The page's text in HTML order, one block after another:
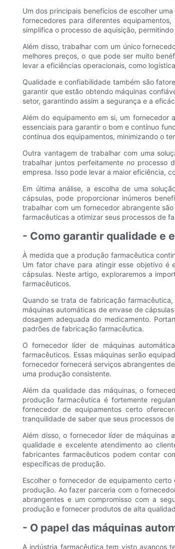
Um dos principais benefícios de escolher
fornecedores para diferentes
simplifica o processo de aquisição,
Além disso, trabalhar com um único
melhores preços, o que pode ser muito
levar a eficiências operacionais, como
Qualidade e confiabilidade também são
garantir que estão obtendo máquinas
setor, garantindo assim a segurança e a
Além do equipamento em si, um fornecedor
essenciais para garantir o bom e contínuo
contínua dos equipamentos, minimizando o
Outra vantagem de trabalhar com uma
trabalhar juntos perfeitamente no processo
empresa. Isso pode levar a maior eficiência,
Em última análise, a escolha de uma
cápsulas, pode proporcionar inúmeros
trabalhar com um fornecedor abrangente
farmacêuticas a otimizar seus processos de
- Como garantir qualidade e
À medida que a produção farmacêutica
Um fator chave para atingir esse objetivo é
cápsulas. Neste artigo, exploraremos a
farmacêuticos.
Quando se trata de fabricação
máquinas automáticas de envase de
dosagem adequada do medicamento.
padrões de fabricação farmacêutica.
O fornecedor líder de máquinas
farmacêuticos. Essas máquinas serão
fornecedor fornecerá serviços abrangentes
uma produção consistente.
Além da qualidade das máquinas, o
produção farmacêutica é fortemente
fornecedor de equipamentos certo
tranquilidade de saber que seus processos
Além disso, o fornecedor líder de
qualidade e excelente atendimento ao
fabricantes farmacêuticos podem contar
específicas de produção.
Escolher o fornecedor de equipamento
produção. Ao fazer parceria com o
abrangentes e um compromisso com a
produção e fornecer produtos de alta
- O papel das máquinas
A indústria farmacêutica tem visto avanços